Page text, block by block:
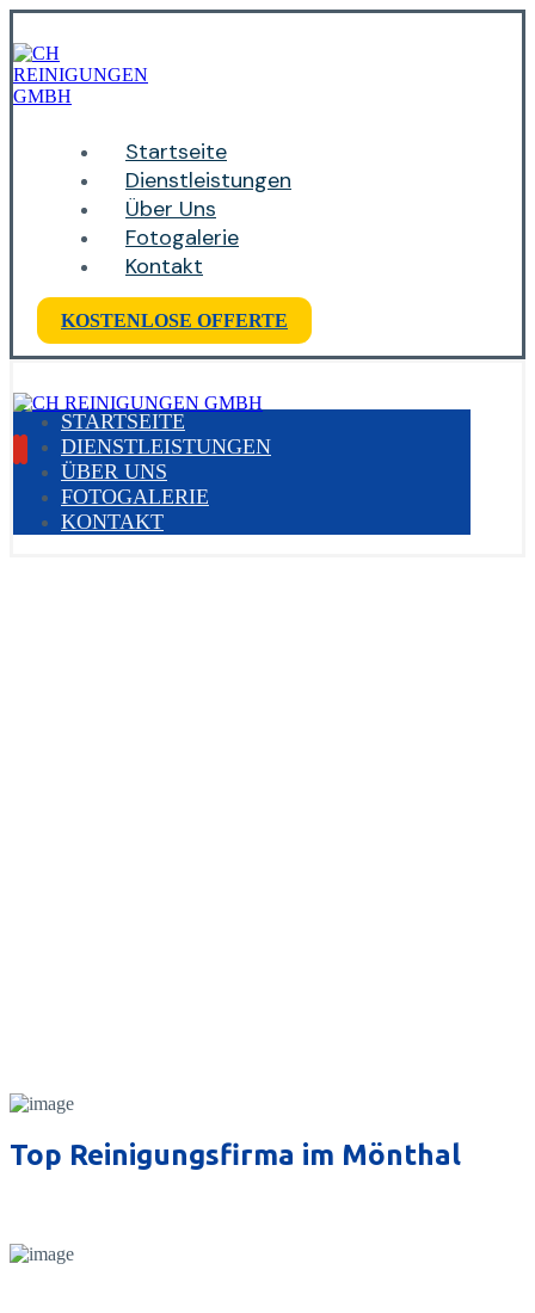
Startseite
Dienstleistungen
Über Uns
Fotogalerie
Kontakt
KOSTENLOSE OFFERTE
STARTSEITE
DIENSTLEISTUNGEN
ÜBER UNS
FOTOGALERIE
KONTAKT
Top Reinigungsfirma im Mönthal